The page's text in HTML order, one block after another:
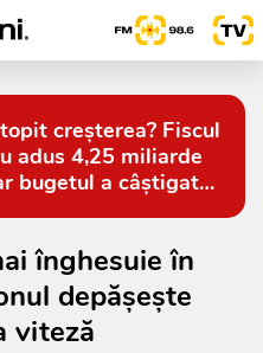
creșterea? Fiscul
adus 4,25 miliarde
bugetul a câștigat
înghesuie în
depășește
viteză